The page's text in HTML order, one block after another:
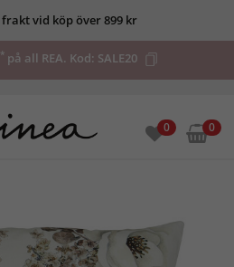
vid köp över 899 kr
*på all REA. Kod: SALE20
0 0